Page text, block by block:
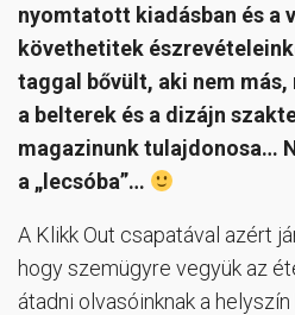
nyomtatott kiadásban és a
követhetitek
taggal bővült, aki nem más,
a belterek és a dizájn
magazinunk tulajdonosa…
a „lecsóba”…
A Klikk Out csapatával azért
hogy szemügyre vegyük az
átadni olvasóinknak a